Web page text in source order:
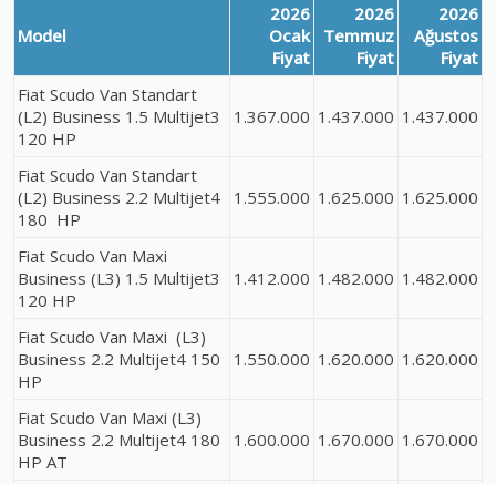
Model
2026
Ocak
Fiyat
2026
Temmuz
Fiyat
2026
Ağustos
Fiyat
Fiat Scudo Van Standart
(L2) Business 1.5 Multijet3
120 HP
1.367.000 1.437.000 1.437.000
Fiat Scudo Van Standart
(L2) Business 2.2 Multijet4
180 HP
1.555.000 1.625.000 1.625.000
Fiat Scudo Van Maxi
Business (L3) 1.5 Multijet3
120 HP
1.412.000 1.482.000 1.482.000
Fiat Scudo Van Maxi (L3)
Business 2.2 Multijet4 150
HP
1.550.000 1.620.000 1.620.000
Fiat Scudo Van Maxi (L3)
Business 2.2 Multijet4 180
HP AT
1.600.000 1.670.000 1.670.000